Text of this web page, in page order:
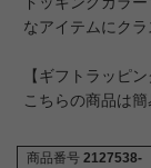
なアイテムにクラ
【ギフトラッピ
こちらの商品は
商品番号 2127538-